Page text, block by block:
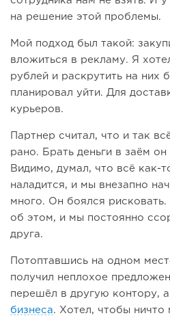
на решение этой проблемы.
Мой подход был такой:
вложиться в рекламу. Я
рублей и раскрутить на них
планировал уйти. Для
курьеров.
Партнер считал, что и так
рано. Брать деньги в заём он
Видимо, думал, что всё как-
наладится, и мы внезапно
много. Он боялся
об этом, и мы постоянно
друга.
Потоптавшись на одном
получил неплохое
перешёл в другую контору,
бизнеса. Хотел, чтобы ничто